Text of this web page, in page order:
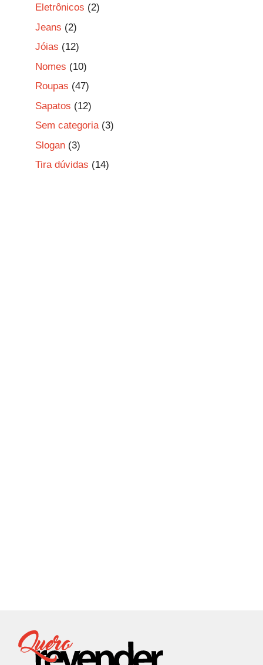
Eletrônicos (2)
Jeans (2)
Jóias (12)
Nomes (10)
Roupas (47)
Sapatos (12)
Sem categoria(3)
Slogan (3)
Tira dúvidas (14)